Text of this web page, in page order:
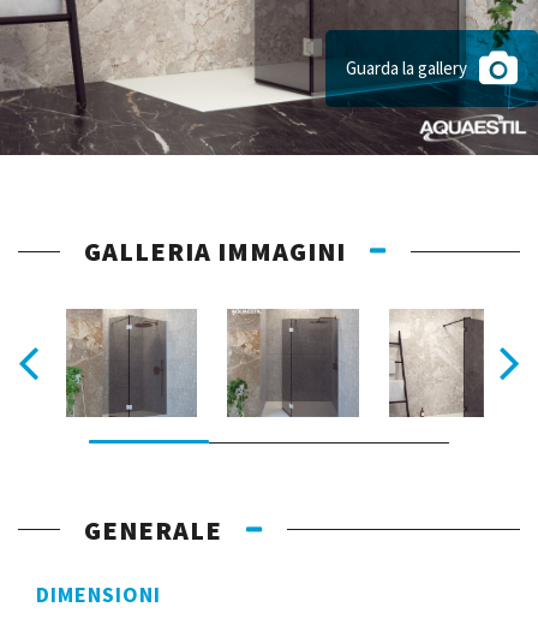
Guarda la gallery
GALLERIA IMMAGINI
GENERALE
DIMENSIONI